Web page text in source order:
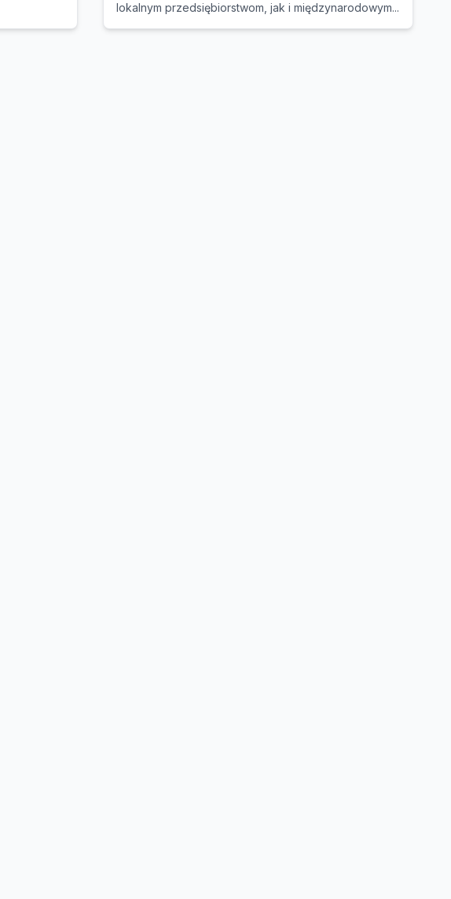
lokalnym przedsiębiorstwom, jak i międzynarodowym...